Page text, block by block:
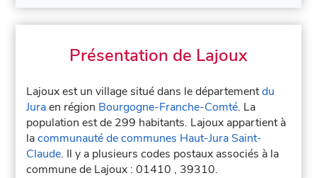
Présentation de Lajoux
Lajoux est un village situé dans le départementdu
Juraen région Bourgogne-Franche-Comté. La
population est de 299 habitants. Lajoux appartient à
lacommunauté de communes Haut-Jura Saint-
Claude. Il y a plusieurs codes postaux associés à la
commune de Lajoux : 01410 , 39310.